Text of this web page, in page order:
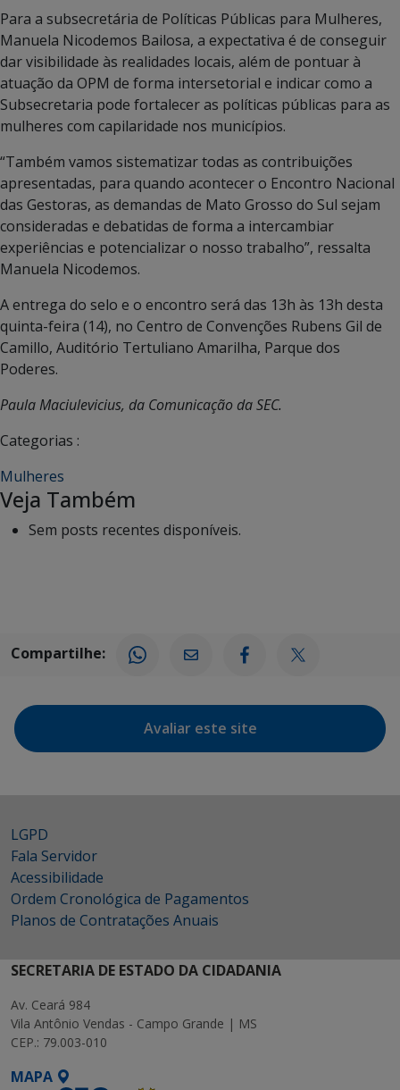
Para a subsecretária de Políticas Públicas para Mulheres,
Manuela Nicodemos Bailosa, a expectativa é de conseguir
dar visibilidade às realidades locais, além de pontuar à
atuação da OPM de forma intersetorial e indicar como a
Subsecretaria pode fortalecer as políticas públicas para as
mulheres com capilaridade nos municípios.
“Também vamos sistematizar todas as contribuições
apresentadas, para quando acontecer o Encontro Nacional
das Gestoras, as demandas de Mato Grosso do Sul sejam
consideradas e debatidas de forma a intercambiar
experiências e potencializar o nosso trabalho”, ressalta
Manuela Nicodemos.
A entrega do selo e o encontro será das 13h às 13h desta
quinta-feira (14), no Centro de Convenções Rubens Gil de
Camillo, Auditório Tertuliano Amarilha, Parque dos
Poderes.
Paula Maciulevicius, da Comunicação da SEC.
Categorias :
Mulheres
Veja Também
Sem posts recentes disponíveis.
Compartilhe:
Avaliar este site
LGPD
Fala Servidor
Acessibilidade
Ordem Cronológica de Pagamentos
Planos de Contratações Anuais
SECRETARIA DE ESTADO DA CIDADANIA
Av. Ceará 984
Vila Antônio Vendas - Campo Grande | MS
CEP.: 79.003-010
MAPA